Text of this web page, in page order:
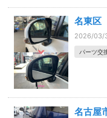
名東区
2026/03/
パーツ交
名古